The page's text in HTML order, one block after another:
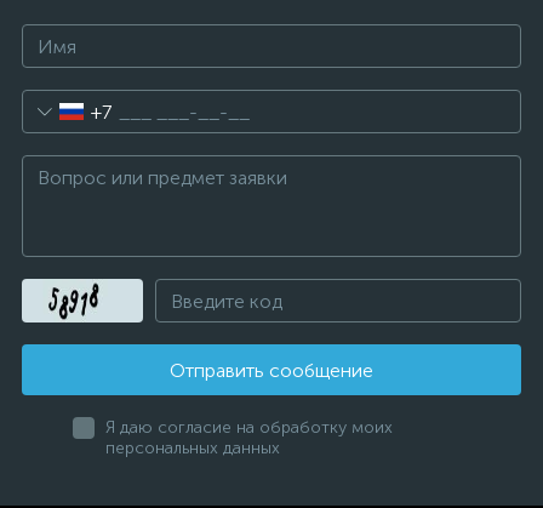
+7
Отправить сообщение
Я даю согласие на обработку моих
персональных данных